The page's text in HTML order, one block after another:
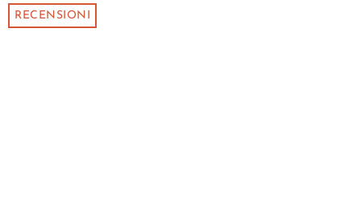
RECENSIONI